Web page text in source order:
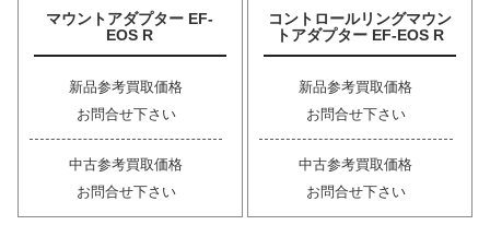
マウントアダプター EF-
EOS R
新品参考買取価格
お問合せ下さい
中古参考買取価格
お問合せ下さい
コントロールリングマウン
トアダプター EF-EOS R
新品参考買取価格
お問合せ下さい
中古参考買取価格
お問合せ下さい